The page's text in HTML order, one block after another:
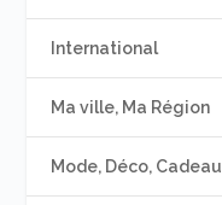
International
Ma ville, Ma Région
Mode, Déco,